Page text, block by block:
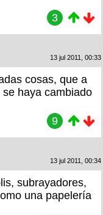
3
13 jul 2011, 00:33
cosas, que a
haya cambiado
9
13 jul 2011, 00:34
subrayadores,
una papelería